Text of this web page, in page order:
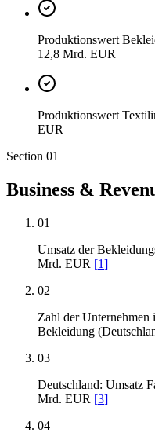
Produktionswert
12,8 Mrd. EUR
Produktionswert
EUR
Section 01
Business &
01
Umsatz der
Mrd. EUR [1]
02
Zahl der
Bekleidung
03
Deutschland: Umsatz
Mrd. EUR [3]
04